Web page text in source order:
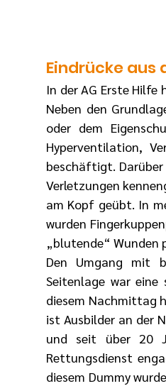
Eindrücke aus
In der AG Erste
Neben den
oder dem
Hyperventilation,
beschäftigt. Darüber
Verletzungen
am Kopf geübt. In
wurden
„blutende“ Wunden
Den Umgang mit
Seitenlage war eine
diesem Nachmittag
ist Ausbilder an der
und seit über 20
Rettungsdienst
diesem Dummy